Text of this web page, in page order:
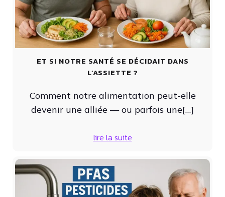
ET SI NOTRE SANTÉ SE DÉCIDAIT DANS
L’ASSIETTE ?
Comment notre alimentation peut-elle
devenir une alliée — ou parfois une[…]
lire la suite